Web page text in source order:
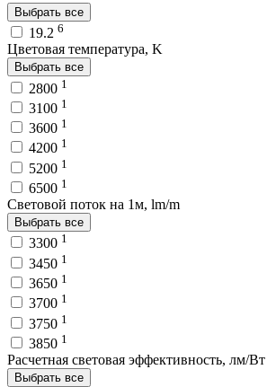
Выбрать все
19.2 6
Цветовая температура, K
Выбрать все
2800 1
3100 1
3600 1
4200 1
5200 1
6500 1
Световой поток на 1м, lm/m
Выбрать все
3300 1
3450 1
3650 1
3700 1
3750 1
3850 1
Расчетная световая эффективность, лм/Вт
Выбрать все